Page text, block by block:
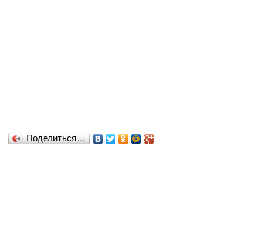
Поделиться…